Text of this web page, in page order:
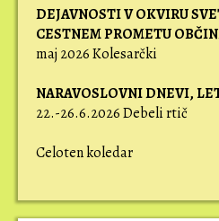
DEJAVNOSTI V OKVIRU
CESTNEM PROMETU
maj 2026 Kolesarčki
NARAVOSLOVNI DNEVI,
22.-26.6.2026 Debeli rtič
Celoten koledar